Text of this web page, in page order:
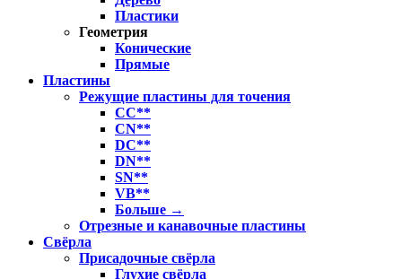
Пластики
Геометрия
Конические
Прямые
Пластины
Режущие пластины для точения
CC**
CN**
DC**
DN**
SN**
VB**
Больше →
Отрезные и канавочные пластины
Свёрла
Присадочные свёрла
Глухие свёрла